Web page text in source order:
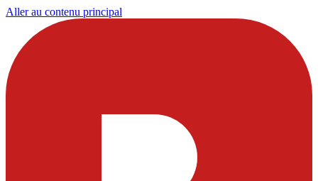
Aller au contenu principal